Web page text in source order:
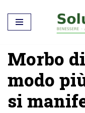
Vai
contenuto
Morbo
modo
si